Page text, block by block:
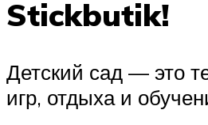
Stickbutik!
Детский сад — это
игр, отдыха и